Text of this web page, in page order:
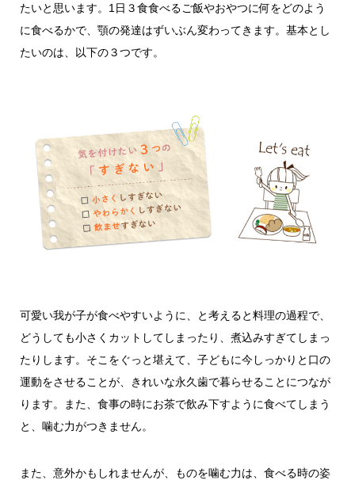
たいと思います。1日３食食べるご飯やおやつに何をどのよう
に食べるかで、顎の発達はずいぶん変わってきます。基本とし
たいのは、以下の３つです。
可愛い我が子が食べやすいように、と考えると料理の過程で、
どうしても小さくカットしてしまったり、煮込みすぎてしまっ
たりします。そこをぐっと堪えて、子どもに今しっかりと口の
運動をさせることが、きれいな永久歯で暮らせることにつなが
ります。また、食事の時にお茶で飲み下すように食べてしまう
と、噛む力がつきません。
また、意外かもしれませんが、ものを噛む力は、食べる時の姿